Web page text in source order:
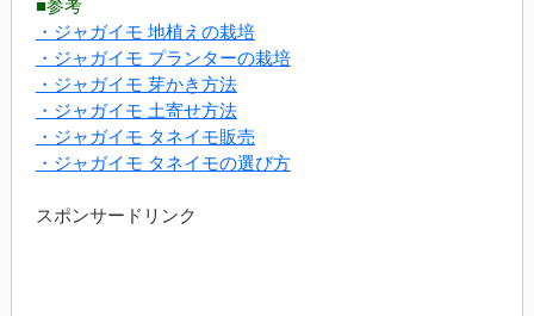
■参考
・ジャガイモ 地植えの栽培
・ジャガイモ プランターの栽培
・ジャガイモ 芽かき方法
・ジャガイモ 土寄せ方法
・ジャガイモ タネイモ販売
・ジャガイモ タネイモの選び方
スポンサードリンク